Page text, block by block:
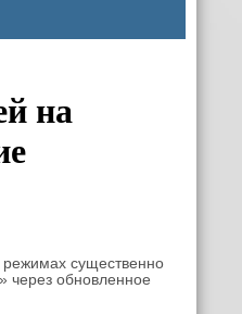
на
существенно
через обновленное